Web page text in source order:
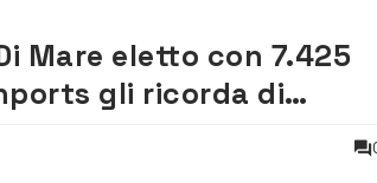
Mare eletto con 7.425
gli ricorda di